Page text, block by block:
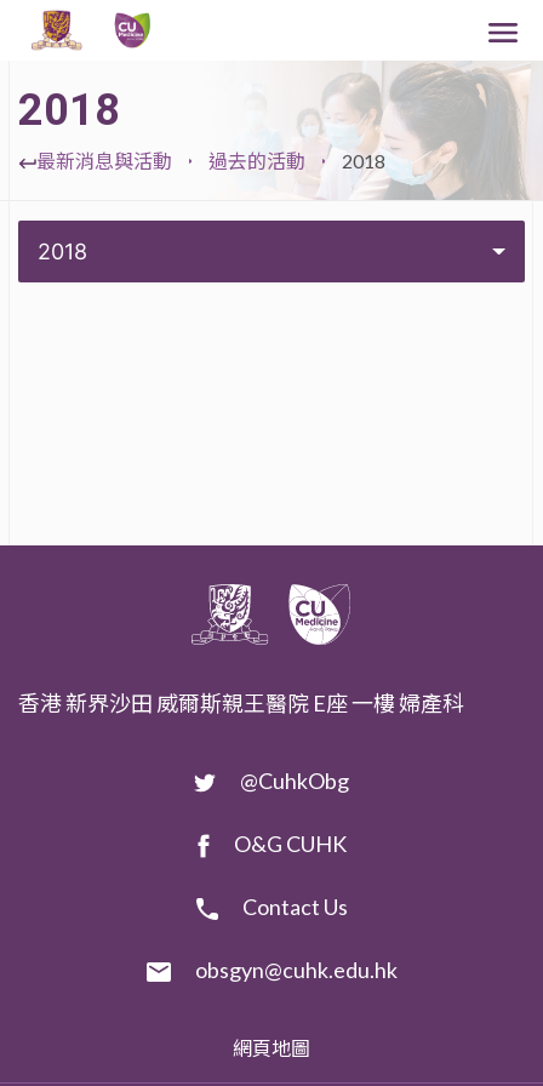
2018
最新消息與活動 過去的活動 2018
2018
香港 新界沙田 威爾斯親王醫院 E座 一樓 婦產科
@CuhkObg
O&G CUHK
Contact Us
obsgyn@cuhk.edu.hk
網頁地圖